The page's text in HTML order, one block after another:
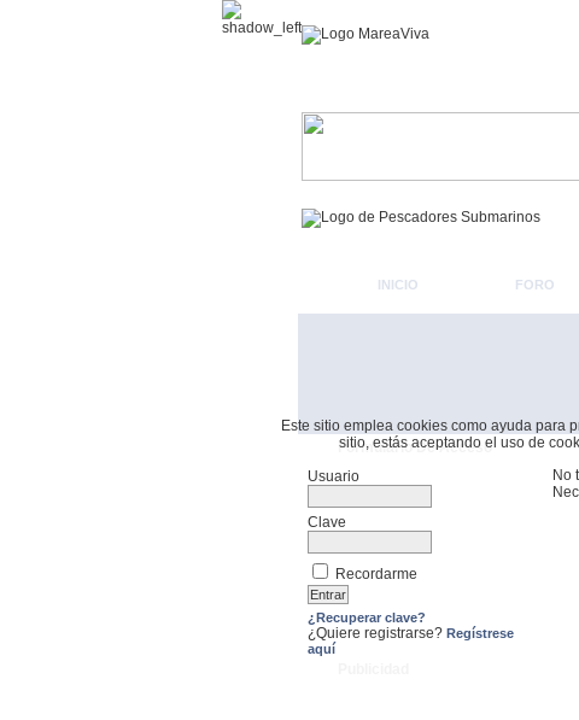
Este sitio emplea cookies como ayuda para
sitio, estás aceptando el uso de
INICIO FORO
Formulario De Acceso
Usuario
Clave
Recordarme
¿Recuperar clave?
¿Quiere registrarse? Regístrese
aquí
No